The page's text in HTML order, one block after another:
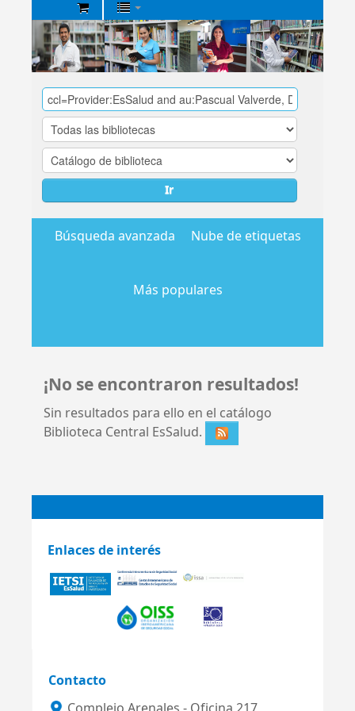
Biblioteca
Central
EsSalud
Ir
Búsqueda avanzada Nube de etiquetas
Más populares
¡No se encontraron resultados!
Sin resultados para ello en el catálogo
Biblioteca Central EsSalud.
Enlaces de interés
Contacto